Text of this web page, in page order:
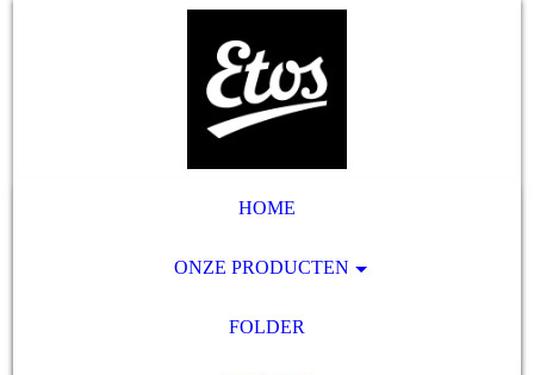
HOME
ONZE PRODUCTEN
FOLDER